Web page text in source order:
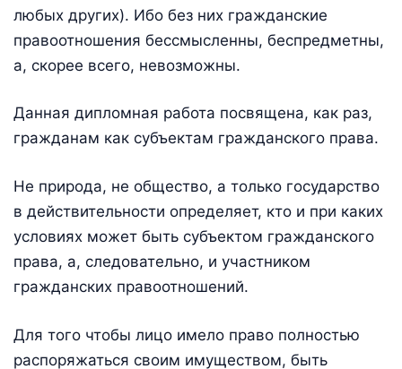
любых других). Ибо без них гражданские
правоотношения бессмысленны, беспредметны,
а, скорее всего, невозможны.
Данная дипломная работа посвящена, как раз,
гражданам как субъектам гражданского права.
Не природа, не общество, а только государство
в действительности определяет, кто и при каких
условиях может быть субъектом гражданского
права, а, следовательно, и участником
гражданских правоотношений.
Для того чтобы лицо имело право полностью
распоряжаться своим имуществом, быть